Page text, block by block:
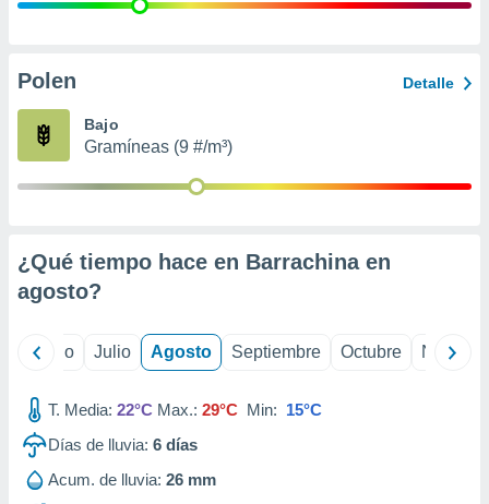
e
publicidad
Polen Detalle
Bajo
Gramíneas (9 #/m³)
¿Qué tiempo hace en Barrachina en
agosto?
Junio Julio Agosto Septiembre Octubre
T. Media: 22°C Max.: 29°C Min: 15°C
Días de lluvia: 6 días
Acum. de lluvia: 26 mm